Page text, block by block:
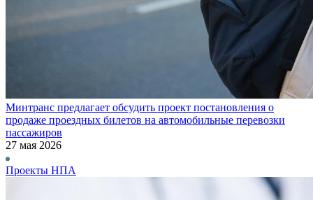
Минтранс предлагает обсудить проект постановления о
продаже проездных билетов на автомобильные перевозки
пассажиров
27 мая 2026
Проекты НПА